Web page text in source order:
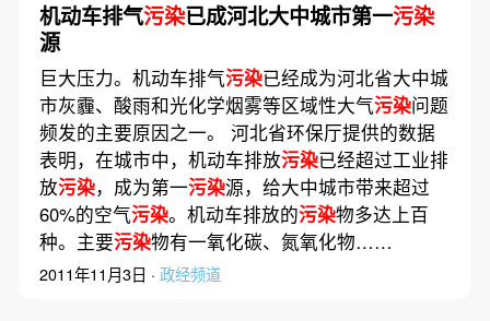
机动车排气污染已成河北大中城市第一污染
源
巨大压力。机动车排气污染已经成为河北省大中城
市灰霾、酸雨和光化学烟雾等区域性大气污染问题
频发的主要原因之一。 河北省环保厅提供的数据
表明，在城市中，机动车排放污染已经超过工业排
放污染，成为第一污染源，给大中城市带来超过
60%的空气污染。机动车排放的污染物多达上百
种。主要污染物有一氧化碳、氮氧化物……
2011年11月3日 · 政经频道